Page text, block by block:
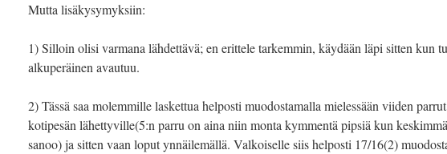
Mutta lisäkysymyksiin:
1) Silloin olisi varmana lähdettävä; en erittele tarkemmin, käydään läpi sitten kun
alkuperäinen avautuu.
2) Tässä saa molemmille laskettua helposti muodostamalla mielessään viiden parrut
kotipesän lähettyville(5:n parru on aina niin monta kymmentä pipsiä kun
sanoo) ja sitten vaan loput ynnäilemällä. Valkoiselle siis helposti 17/16(2)